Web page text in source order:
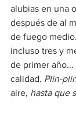
alubias en una
después de al
de fuego
incluso tres y
de primer
calidad. Plin-
aire, hasta que